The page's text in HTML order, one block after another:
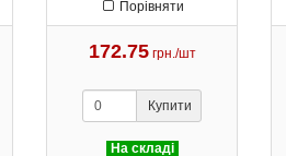
Порівняти
172.75 грн./шт
Купити
На складі